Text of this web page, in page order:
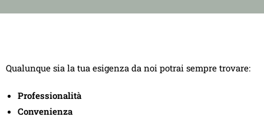
Qualunque sia la tua esigenza da noi potrai sempre trovare:
Professionalità
Convenienza